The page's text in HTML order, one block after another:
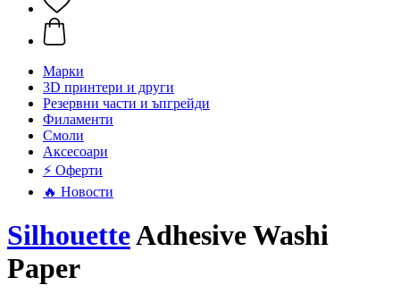
Mарки
3D принтери и други
Резервни части и ъпгрейди
Филаменти
Смоли
Аксесоари
⚡ Оферти
🔥 Новости
SilhouetteAdhesive Washi
Paper